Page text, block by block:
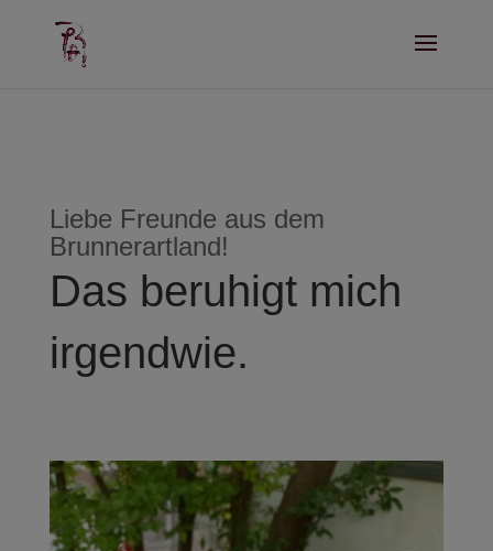
Liebe Freunde aus dem
Brunnerartland!
Das beruhigt mich
irgendwie.